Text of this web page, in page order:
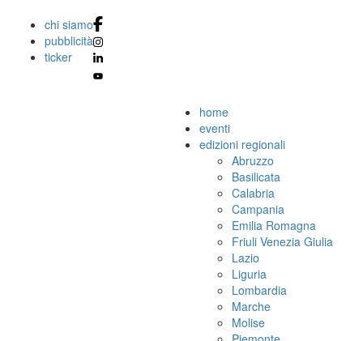
chi siamo
pubblicità
ticker
home
eventi
edizioni regionali
Abruzzo
Basilicata
Calabria
Campania
Emilia Romagna
Friuli Venezia Giulia
Lazio
Liguria
Lombardia
Marche
Molise